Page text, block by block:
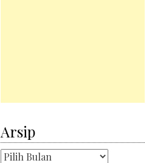
Arsip
Arsip